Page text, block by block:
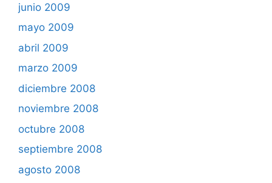
junio 2009
mayo 2009
abril 2009
marzo 2009
diciembre 2008
noviembre 2008
octubre 2008
septiembre 2008
agosto 2008